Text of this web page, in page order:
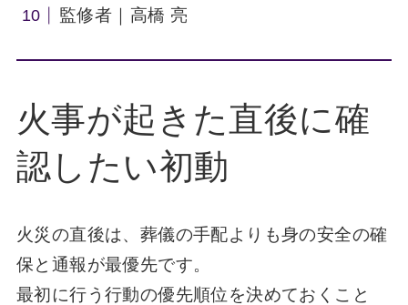
監修者｜高橋 亮
火事が起きた直後に確
認したい初動
火災の直後は、葬儀の手配よりも身の安全の確
保と通報が最優先です。
最初に行う行動の優先順位を決めておくこと